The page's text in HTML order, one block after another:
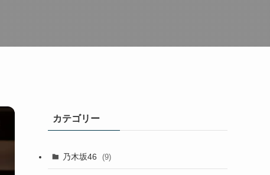
カテゴリー
乃木坂46 (9)